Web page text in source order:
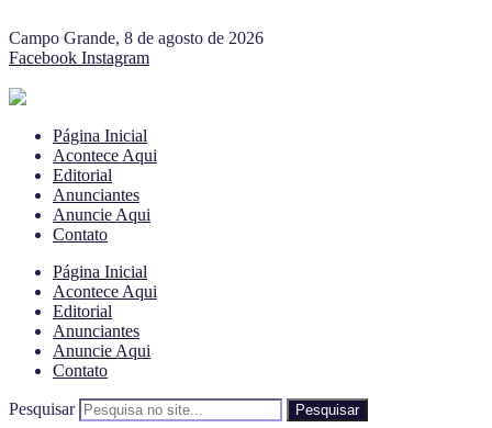
Campo Grande, 8 de agosto de 2026
Facebook Instagram
Página Inicial
Acontece Aqui
Editorial
Anunciantes
Anuncie Aqui
Contato
Página Inicial
Acontece Aqui
Editorial
Anunciantes
Anuncie Aqui
Contato
Pesquisar Pesquisar